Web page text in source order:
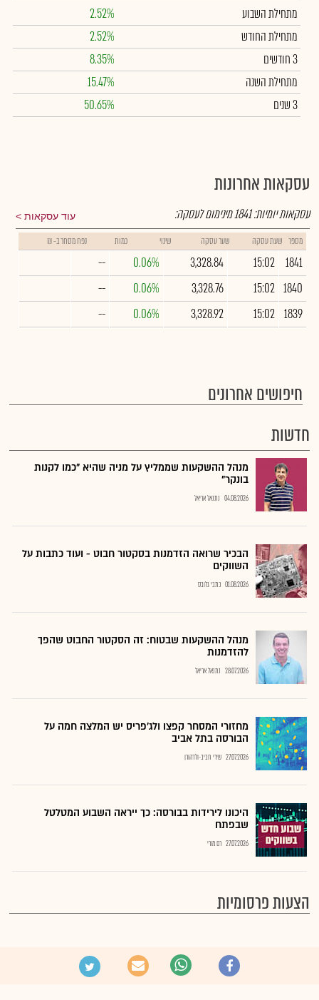
מתחילת השבוע
2.52%
מתחילת החודש
2.52%
3 חודשים
8.35%
מתחילת השנה
15.47%
3 שנים
50.65%
עסקאות אחרונות
עוד עסקאות עסקאות יומיות:1841מינימום לעסקה:
מספר שעת עסקה שער עסקה שינוי כמות נפח מסחר ב- ₪
1841
15:02
3,328.84
0.06%
--
1840
15:02
3,328.76
0.06%
--
1839
15:02
3,328.92
0.06%
--
חיפושים אחרונים
חדשות
מנהל ההשקעות שממליץ על מניה שהיא "כמו לקנות
בונקר"
04.08.2026 נתנאל אריאל
הבכיר שרואה הזדמנות בסקטור חבוט - ועוד כתבות על
השווקים
01.08.2026 כתבי גלובס
מנהל ההשקעות שבטוח: זה הסקטור החבוט שהפך
להזדמנות
28.07.2026 נתנאל אריאל
מחזורי המסחר קפצו ולג'פריס יש המלצה חמה על
הבורסה בתל אביב
27.07.2026 שירי חביב-ולדהורן
היכונו לירידות בבורסה: כך ייראה השבוע המטלטל
שבפתח
27.07.2026 רם מורי
הצעות פרסומיות